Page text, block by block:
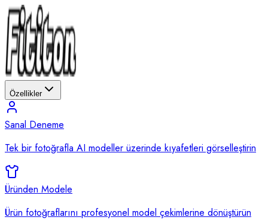
Özellikler
Sanal Deneme
Tek bir fotoğrafla AI modeller üzerinde kıyafetleri görselleştirin
Üründen Modele
Ürün fotoğraflarını profesyonel model çekimlerine dönüştürün